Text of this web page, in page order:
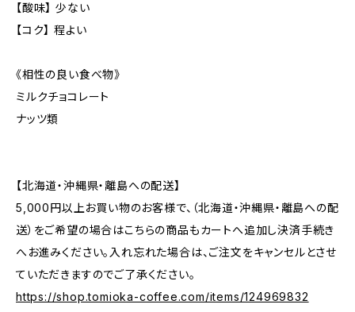
【酸味】 少ない
【コク】 程よい
《相性の良い食べ物》
ミルクチョコレート
ナッツ類
【北海道・沖縄県・離島への配送】
5,000円以上お買い物のお客様で、（北海道・沖縄県・離島への配
送）をご希望の場合はこちらの商品もカートへ追加し決済手続き
へお進みください。入れ忘れた場合は、ご注文をキャンセルとさせ
ていただきますのでご了承ください。
https://shop.tomioka-coffee.com/items/124969832